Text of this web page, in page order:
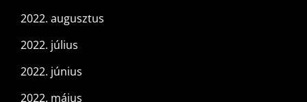
2022. augusztus
2022. július
2022. június
2022. május